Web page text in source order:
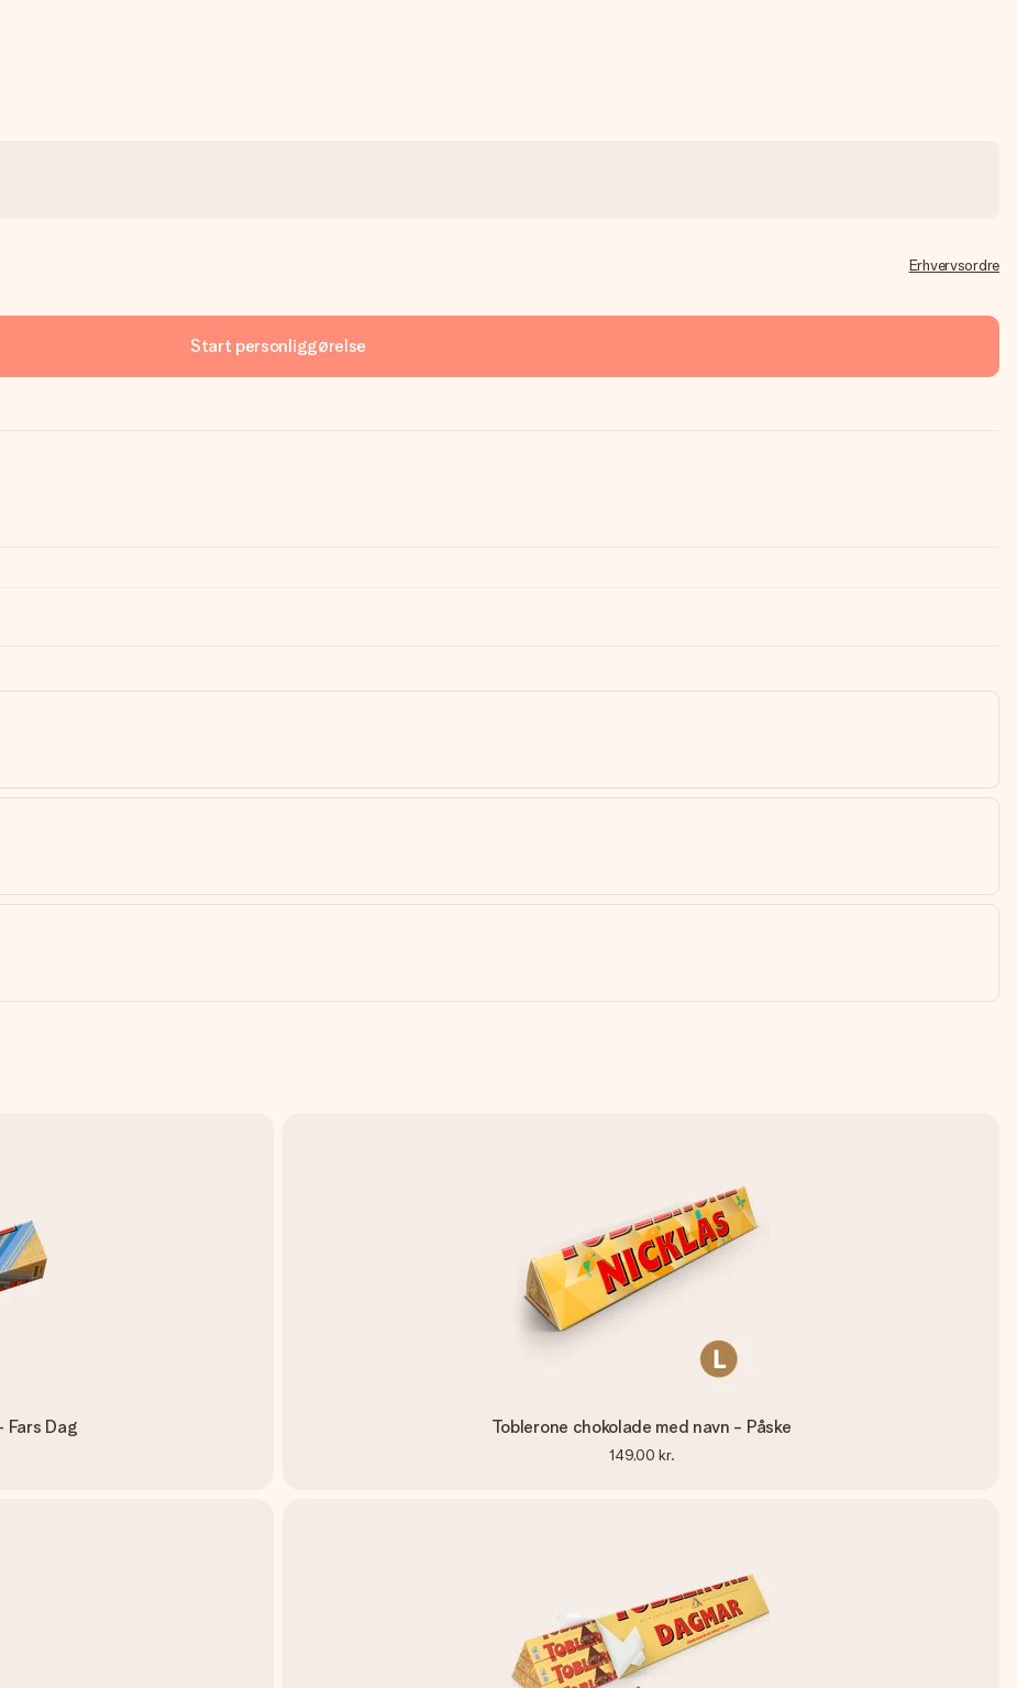
Erhvervsordre
Start personliggørelse
Fars Dag Toblerone chokolade med navn - Påske
149,00 kr.